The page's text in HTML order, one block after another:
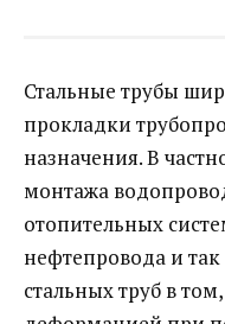
Стальные трубы
прокладки
назначения. В
монтажа
отопительных
нефтепровода и так
стальных труб в